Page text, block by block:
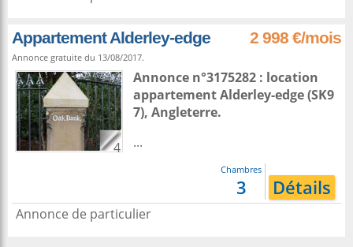
Appartement Alderley-edge 2 998 €/mois
Annonce gratuite du 13/08/2017.
4
Annonce n°3175282 : location
appartementAlderley-edge(SK9
7), Angleterre.
...
Chambres
3 Détails
Annonce de particulier